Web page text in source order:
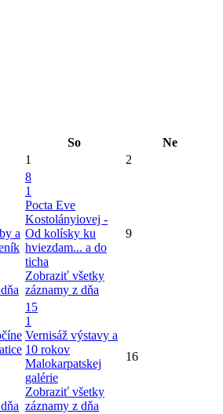
So
Ne
1 2
a
8
1
Pocta Eve
Kostolányiovej -
Od kolísky ku
hviezdam... a do
ticha
Zobraziť všetky
záznamy z dňa
9
15
1
Vernisáž výstavy a
10 rokov
Malokarpatskej
galérie
Zobraziť všetky
záznamy z dňa
16